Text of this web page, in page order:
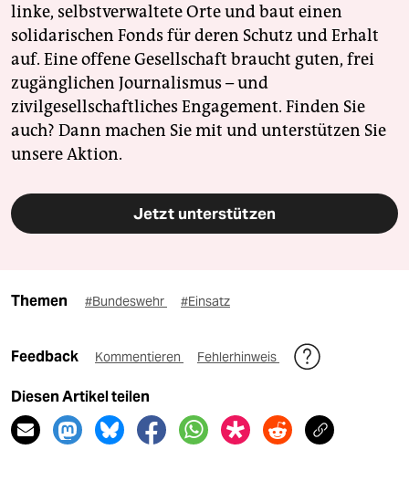
linke, selbstverwaltete Orte und baut einen
solidarischen Fonds für deren Schutz und Erhalt
auf. Eine offene Gesellschaft braucht guten, frei
zugänglichen Journalismus – und
zivilgesellschaftliches Engagement. Finden Sie
auch? Dann machen Sie mit und unterstützen Sie
unsere Aktion.
Jetzt unterstützen
Themen #Bundeswehr #Einsatz
Feedback Kommentieren Fehlerhinweis
Diesen Artikel teilen